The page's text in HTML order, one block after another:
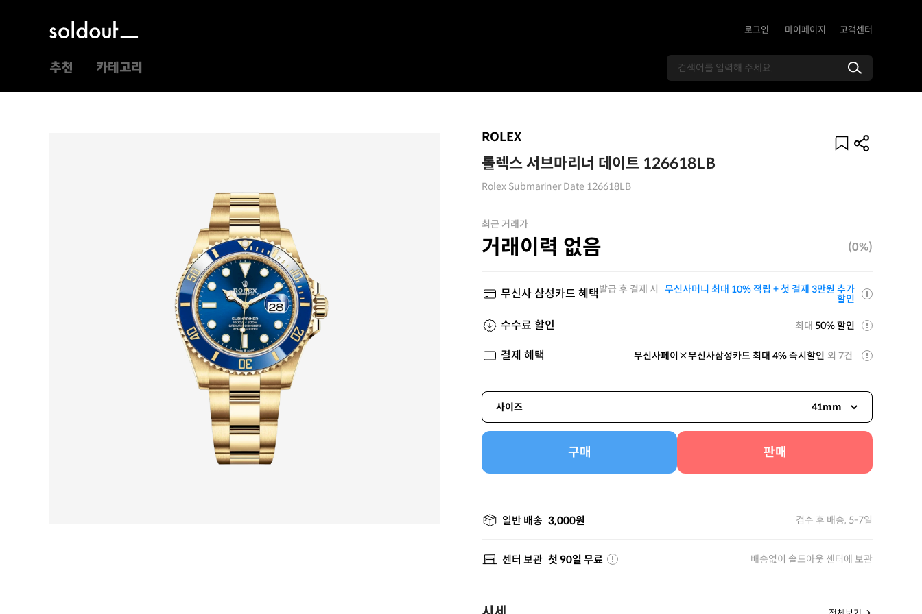
로그인 마이페이지 고객센터
추천 카테고리
ROLEX
롤렉스 서브마리너 데이트 126618LB
Rolex Submariner Date 126618LB
최근 거래가
거래이력 없음 (0%)
무신사 삼성카드 혜택발급 후 결제 시 무신사머니 최대 10% 적립 + 첫 결제 3만원 추가
할인
수수료 할인 최대 50% 할인
결제 혜택 무신사페이×무신사삼성카드 최대 4% 즉시할인 외 7건
사이즈 41mm
구매 판매
일반 배송 3,000원 검수 후 배송, 5-7일
센터 보관 첫 90일 무료 배송없이 솔드아웃 센터에 보관